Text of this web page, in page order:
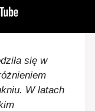
się w
W latach